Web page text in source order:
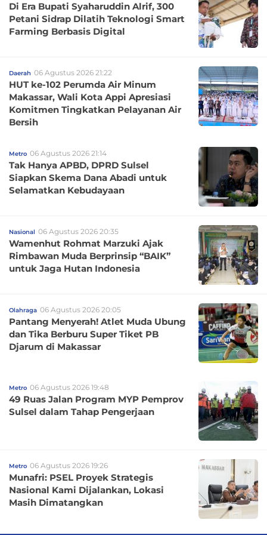
Di Era Bupati Syaharuddin Alrif, 300
Petani Sidrap Dilatih Teknologi Smart
Farming Berbasis Digital
Daerah 06 Agustus 2026 21:22
HUT ke-102 Perumda Air Minum
Makassar, Wali Kota Appi Apresiasi
Komitmen Tingkatkan Pelayanan Air
Bersih
Metro 06 Agustus 2026 21:14
Tak Hanya APBD, DPRD Sulsel
Siapkan Skema Dana Abadi untuk
Selamatkan Kebudayaan
Nasional 06 Agustus 2026 20:35
Wamenhut Rohmat Marzuki Ajak
Rimbawan Muda Berprinsip “BAIK”
untuk Jaga Hutan Indonesia
Olahraga 06 Agustus 2026 20:05
Pantang Menyerah! Atlet Muda Ubung
dan Tika Berburu Super Tiket PB
Djarum di Makassar
Metro 06 Agustus 2026 19:48
49 Ruas Jalan Program MYP Pemprov
Sulsel dalam Tahap Pengerjaan
Metro 06 Agustus 2026 19:26
Munafri: PSEL Proyek Strategis
Nasional Kami Dijalankan, Lokasi
Masih Dimatangkan